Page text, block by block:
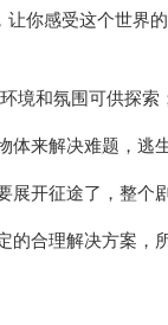
你感受这个世界的
境和氛围可供探索
体来解决难题，逃
展开征途了，整个
的合理解决方案，